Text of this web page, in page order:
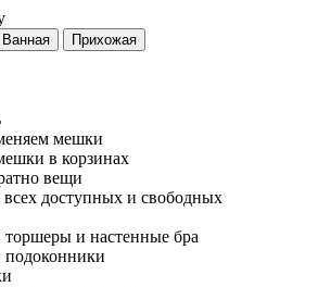
мешки
в корзинах
вещи
доступных и свободных
и настенные бра